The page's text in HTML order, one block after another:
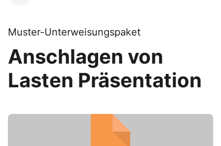
Muster-Unterweisungspaket
Anschlagen von
Lasten Präsentation